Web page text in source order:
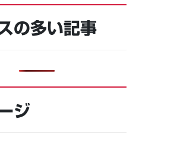
の多い記事
ジ